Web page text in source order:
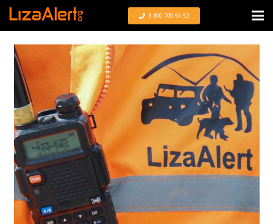
8 800 700 54 52